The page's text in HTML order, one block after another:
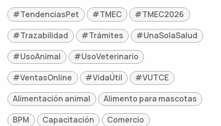
#TendenciasPet
#TMEC
#TMEC2026
#Trazabilidad
#Trámites
#UnaSolaSalud
#UsoAnimal
#UsoVeterinario
#VentasOnline
#VidaÚtil
#VUTCE
Alimentación animal
Alimento para mascotas
BPM
Capacitación
Comercio